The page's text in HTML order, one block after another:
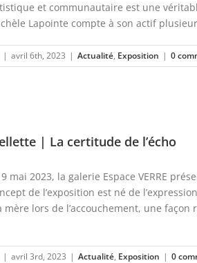
et communautaire est une
Lapointe compte à son actif
| avril 6th, 2023 | Actualité, Exposition | 0
| La certitude de l’écho
mai 2023, la galerie Espace VERRE
de l’exposition est né de
mère lors de l’accouchement, une
| avril 3rd, 2023 | Actualité, Exposition | 0